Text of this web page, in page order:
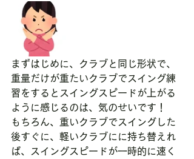
まずはじめに、クラブと同じ形状で、
重量だけが重たいクラブでスイング練
習をするとスイングスピードが上がる
ように感じるのは、気のせいです！
もちろん、重いクラブでスイングした
後すぐに、軽いクラブにに持ち替えれ
ば、スイングスピードが一時的に速く